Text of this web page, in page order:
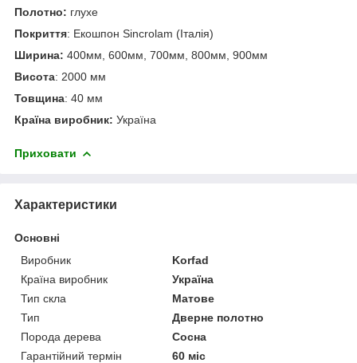
Полотно: глухе
Покриття: Екошпон Sincrolam (Італія)
Ширина: 400мм, 600мм, 700мм, 800мм, 900мм
Висота: 2000 мм
Товщина: 40 мм
Країна виробник: Україна
Приховати
Характеристики
Основні
Виробник
Korfad
Країна виробник
Україна
Тип скла
Матове
Тип
Дверне полотно
Порода дерева
Сосна
Гарантійний термін
60 міс